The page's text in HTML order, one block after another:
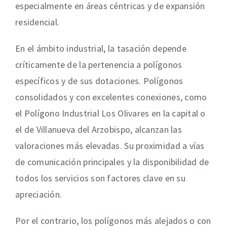
especialmente en áreas céntricas y de expansión
residencial.
En el ámbito industrial, la tasación depende
críticamente de la pertenencia a polígonos
específicos y de sus dotaciones. Polígonos
consolidados y con excelentes conexiones, como
el Polígono Industrial Los Olivares en la capital o
el de Villanueva del Arzobispo, alcanzan las
valoraciones más elevadas. Su proximidad a vías
de comunicación principales y la disponibilidad de
todos los servicios son factores clave en su
apreciación.
Por el contrario, los polígonos más alejados o con